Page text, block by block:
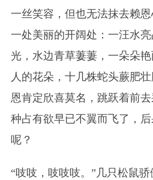
一丝笑容，但也无法抹去赖
一处美丽的开阔处：一汪水
光，水边青草萋萋，一朵朵
人的花朵，十几株蛇头蕨肥
恩肯定欣喜莫名，跳跃着前
种占有欲早已不翼而飞了，
呢？
“吱吱，吱吱吱。”几只松鼠